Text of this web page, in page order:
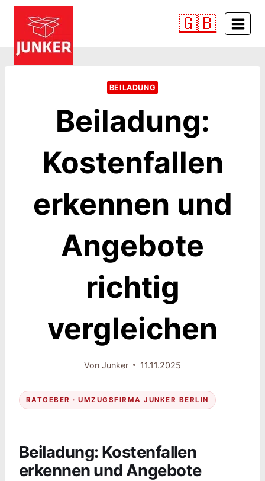
Zum
Inhalt
springen
🇬🇧
BEILADUNG
Beiladung:
Kostenfallen
erkennen und
Angebote
richtig
vergleichen
Von Junker 11.11.2025
RATGEBER · UMZUGSFIRMA JUNKER BERLIN
Beiladung: Kostenfallen
erkennen und Angebote